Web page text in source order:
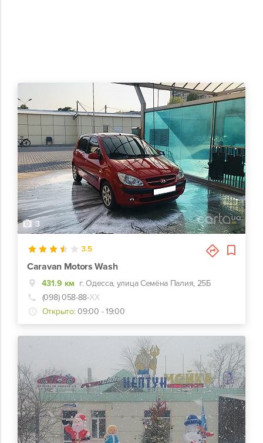
3
3.5
Caravan Motors Wash
431.9 км г. Одесса, улица Семёна Палия, 25Б
(098) 058-88-ХХ
Открыто: 09:00 - 19:00